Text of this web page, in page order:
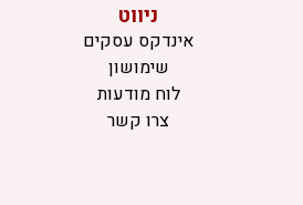
ניווט
אינדקס עסקים
שימושון
לוח מודעות
צרו קשר